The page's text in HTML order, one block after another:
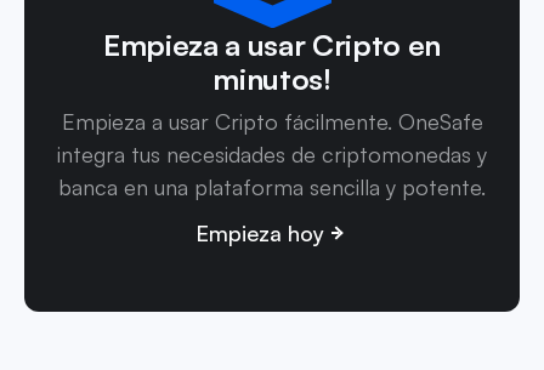
Empieza a usar Cripto en
minutos!
Empieza a usar Cripto fácilmente. OneSafe
integra tus necesidades de criptomonedas y
banca en una plataforma sencilla y potente.
Empieza hoy